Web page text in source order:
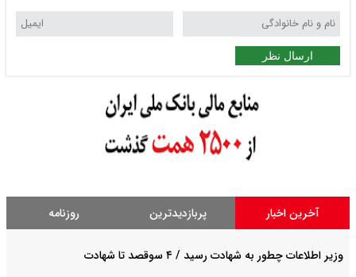
ارسال نظر
آخرین اخبار پربازدیدترین روزنامه
وزیر اطلاعات چطور به شهادت رسید / ۴ سوقصد تا شهادت